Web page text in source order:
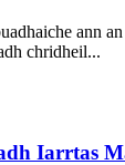
ann
chridheil...
Iarrtas